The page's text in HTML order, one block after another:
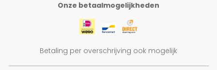
Onze betaalmogelijkheden
Betaling per overschrijving ook mogelijk